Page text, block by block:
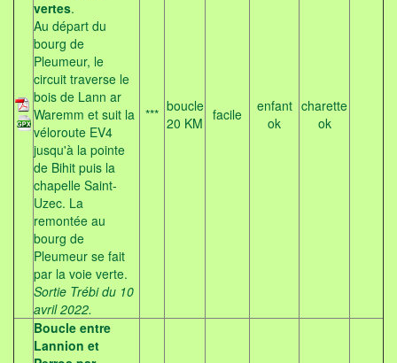
vertes.
Au départ du
bourg de
Pleumeur, le
circuit traverse le
bois de Lann ar
Waremm et suit la
véloroute EV4
jusqu'à la pointe
de Bihit puis la
chapelle Saint-
Uzec. La
remontée au
bourg de
Pleumeur se fait
par la voie verte.
Sortie Trébi du 10
avril 2022.
*** boucle
20 KM facile
enfant
ok
charette
ok
Boucle entre
Lannion et